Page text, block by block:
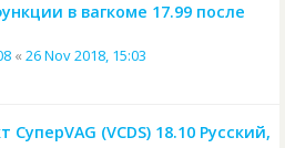
в вагкоме 17.99 после
« 26 Nov 2018, 15:03
СуперVAG (VCDS) 18.10 Русский,